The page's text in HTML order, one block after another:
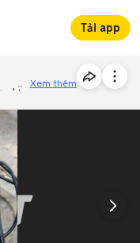
Tải app
không thể liên hệ với
tin đăng tương tự
Xem thêm